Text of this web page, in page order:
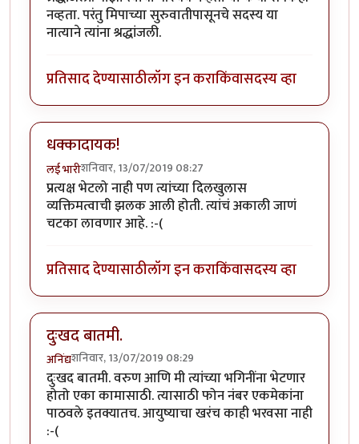
नव्हता. परंतु मिपाच्या सुरुवातीपासूनचे सदस्य या
नात्याने त्यांना श्रद्धांजली.
प्रतिसाद देण्यासाठीलॉग इन कराकिंवासदस्य व्हा
धक्कादायक!
लई भारीशनिवार, 13/07/2019 08:27
प्रत्यक्ष भेटलो नाही पण त्यांच्या दिलखुलास
व्यक्तिमत्वाची झलक आली होती. त्यांचं अकाली जाणं
चटका लावणार आहे. :-(
प्रतिसाद देण्यासाठीलॉग इन कराकिंवासदस्य व्हा
दुःखद बातमी.
अनिंद्यशनिवार, 13/07/2019 08:29
दुःखद बातमी. वरुण आणि मी त्यांच्या भगिनींना भेटणार
होतो एका कामासाठी. त्यासाठी फोन नंबर एकमेकांना
पाठवले इतक्यातच. आयुष्याचा खरंच काही भरवसा नाही
:-(